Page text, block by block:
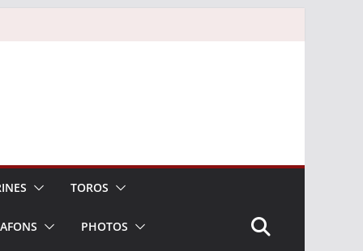
TOROS
PHOTOS